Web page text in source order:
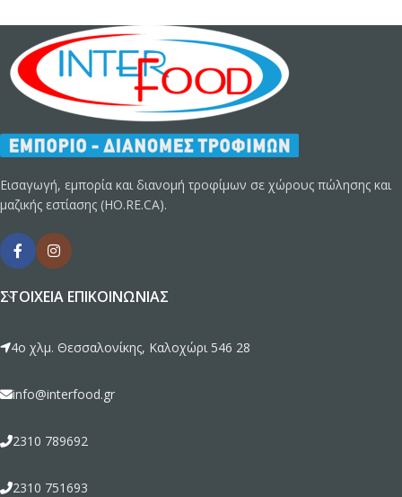
Εισαγωγή, εμπορία και διανομή τροφίμων σε χώρους πώλησης και
μαζικής εστίασης (HO.RE.CA).
ΣΤΟΙΧΕΊΑ ΕΠΙΚΟΙΝΩΝΊΑΣ
4ο χλμ. Θεσσαλονίκης, Καλοχώρι 546 28
info@interfood.gr
2310 789692
2310 751693